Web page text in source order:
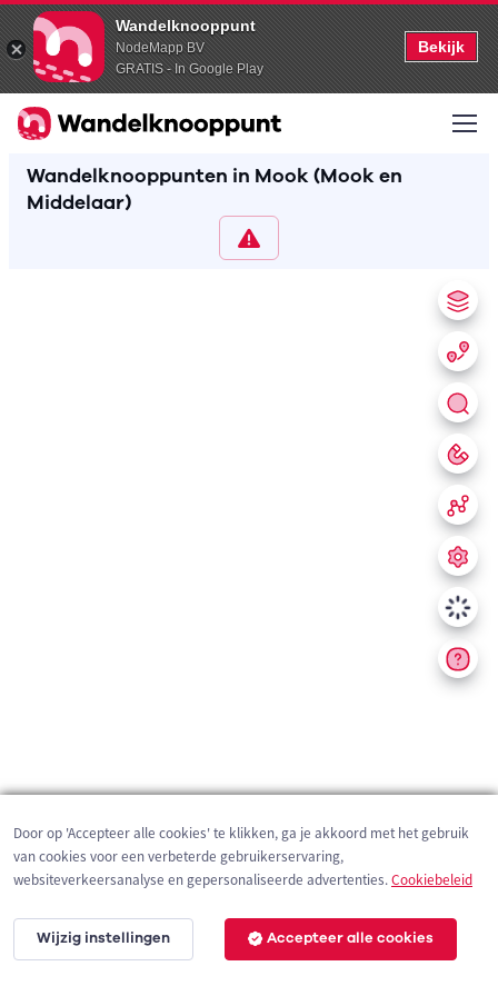
Wandelknooppunt
NodeMapp BV
GRATIS - In Google Play
Bekijk
Wandelknooppunten in Mook (Mook en
Middelaar)
200 m
Door op 'Accepteer alle cookies' te klikken, ga je akkoord met het gebruik
van cookies voor een verbeterde gebruikerservaring,
websiteverkeersanalyse en gepersonaliseerde advertenties.Cookiebeleid
Wijzig instellingen Accepteer alle cookies